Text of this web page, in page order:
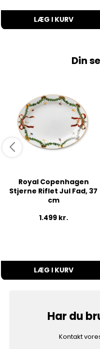
LÆG I KURV
Din
Royal Copenhagen
Stjerne Riflet Jul Fad, 37
cm
1.499 kr.
LÆG I KURV
Har du
Kontakt